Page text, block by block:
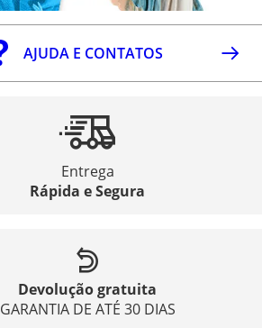
AJUDA E CONTATOS
Entrega
Rápida e Segura
Devolução gratuita
GARANTIA DE ATÉ 30 DIAS